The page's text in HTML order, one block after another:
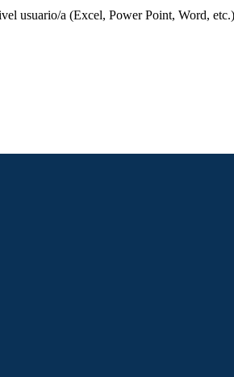
usuario/a (Excel, Power Point, Word, etc.)